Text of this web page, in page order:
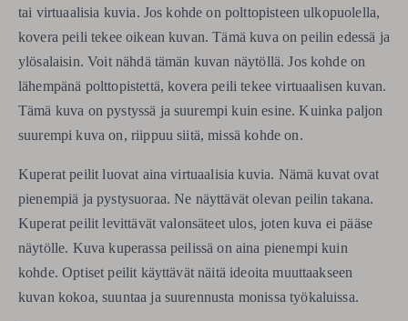
tai virtuaalisia kuvia. Jos kohde on polttopisteen ulkopuolella,
kovera peili tekee oikean kuvan. Tämä kuva on peilin edessä ja
ylösalaisin. Voit nähdä tämän kuvan näytöllä. Jos kohde on
lähempänä polttopistettä, kovera peili tekee virtuaalisen kuvan.
Tämä kuva on pystyssä ja suurempi kuin esine. Kuinka paljon
suurempi kuva on, riippuu siitä, missä kohde on.
Kuperat peilit luovat aina virtuaalisia kuvia. Nämä kuvat ovat
pienempiä ja pystysuoraa. Ne näyttävät olevan peilin takana.
Kuperat peilit levittävät valonsäteet ulos, joten kuva ei pääse
näytölle. Kuva kuperassa peilissä on aina pienempi kuin
kohde. Optiset peilit käyttävät näitä ideoita muuttaakseen
kuvan kokoa, suuntaa ja suurennusta monissa työkaluissa.